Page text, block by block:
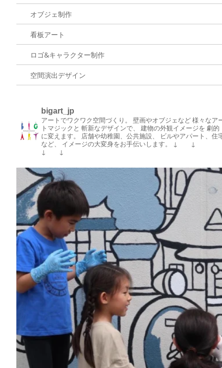
オブジェ制作
看板アート
ロゴ&キャラクター制作
空間演出デザイン
bigart_jp
アートでワクワク空間づくり。 壁画やオブジェなど様々なア
トマジックと 斬新なデザインで、 建物の外観イメージを 劇的
に変えます。
店舗や幼稚園、公共施設、
ビルやアパート、住
など、
イメージの大変身をお手伝いします。
↓ ↓
↓ ↓